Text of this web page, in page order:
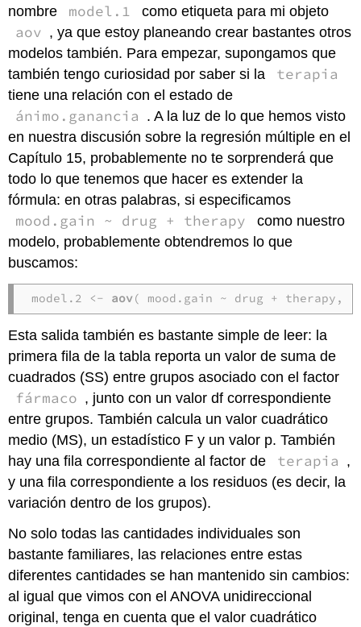
nombre
model.1 como etiqueta para mi objeto
aov , ya que estoy planeando crear bastantes otros
modelos también. Para empezar, supongamos que
también tengo curiosidad por saber si la
terapia
tiene una relación con el estado de
ánimo.ganancia . A la luz de lo que hemos visto
en nuestra discusión sobre la regresión múltiple en el
Capítulo 15, probablemente no te sorprenderá que
todo lo que tenemos que hacer es extender la
fórmula: en otras palabras, si especificamos
mood.gain ~ drug + therapy
como nuestro
modelo, probablemente obtendremos lo que
buscamos:
model.2 <- aov( mood.gain ~ drug +
Esta salida también es bastante simple de leer: la
primera fila de la tabla reporta un valor de suma de
cuadrados (SS) entre grupos asociado con el factor
fármaco , junto con un valor df correspondiente
entre grupos. También calcula un valor cuadrático
medio (MS), un estadístico F y un valor p. También
hay una fila correspondiente al factor de
terapia ,
y una fila correspondiente a los residuos (es decir, la
variación dentro de los grupos).
No solo todas las cantidades individuales son
bastante familiares, las relaciones entre estas
diferentes cantidades se han mantenido sin cambios:
al igual que vimos con el ANOVA unidireccional
original, tenga en cuenta que el valor cuadrático